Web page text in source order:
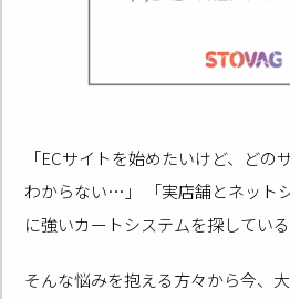
「ECサイトを始めたいけど、どの
わからない…」 「実店舗とネット
に強いカートシステムを探している
そんな悩みを抱える方々から今、